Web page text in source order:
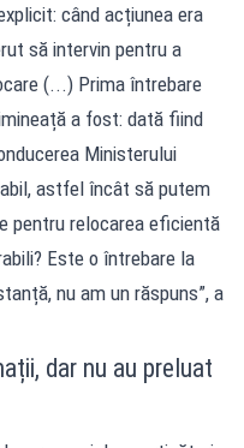
când acțiunea era
să intervin pentru a
(...) Prima întrebare
a fost: dată fiind
Ministerului
astfel încât să putem
pentru relocarea eficientă
Este o întrebare la
nu am un răspuns”, a
dar nu au preluat